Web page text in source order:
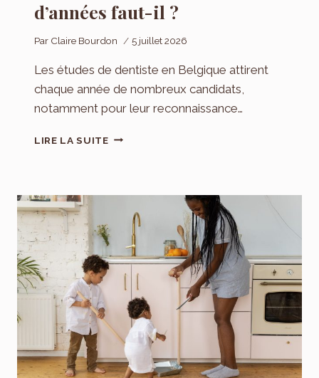
d’années faut-il ?
Par Claire Bourdon 5 juillet 2026
Les études de dentiste en Belgique attirent
chaque année de nombreux candidats,
notamment pour leur reconnaissance…
LIRE LA SUITEDURÉE
DENTISTE
BELGIQUE
:
COMBIEN
D’ANNÉES
FAUT-